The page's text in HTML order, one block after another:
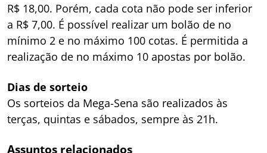
R$ 18,00. Porém, cada cota não pode ser inferior
a R$ 7,00. É possível realizar um bolão de no
mínimo 2 e no máximo 100 cotas. É permitida a
realização de no máximo 10 apostas por bolão.
Dias de sorteio
Os sorteios da Mega-Sena são realizados às
terças, quintas e sábados, sempre às 21h.
Assuntos relacionados